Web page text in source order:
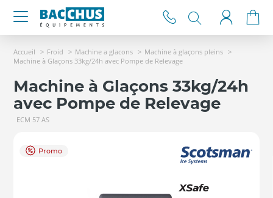
Accueil Froid Machine a glacons
Machine à glaçons pleins
Machine à Glaçons 33kg/24h avec Pompe de Relevage
Machine à Glaçons 33kg/24h
avec Pompe de Relevage
ECM 57 AS
Promo